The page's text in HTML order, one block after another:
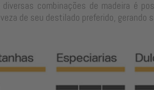
combinações de madeira é
de seu destilado preferido, gerando